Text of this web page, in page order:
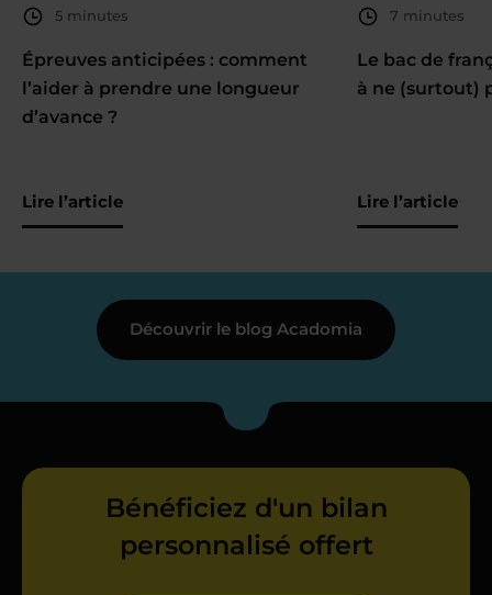
5 minutes
Épreuves anticipées : comment
l’aider à prendre une longueur
d’avance ?
Lire l’article
7 minutes
Le bac de
à ne (surtout)
Lire l’article
Découvrir le blog Acadomia
Bénéficiez d'un bilan
personnalisé offert